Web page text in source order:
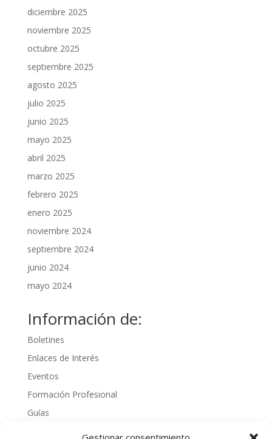
diciembre 2025
noviembre 2025
octubre 2025
septiembre 2025
agosto 2025
julio 2025
junio 2025
mayo 2025
abril 2025
marzo 2025
febrero 2025
enero 2025
noviembre 2024
septiembre 2024
junio 2024
mayo 2024
Información de:
Boletines
Enlaces de Interés
Eventos
Formación Profesional
Guías